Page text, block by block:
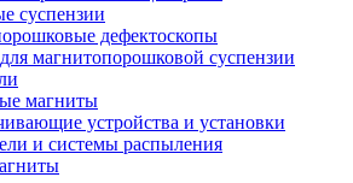
суспензии
дефектоскопы
магнитопорошковой суспензии
магниты
устройства и установки
и системы распыления